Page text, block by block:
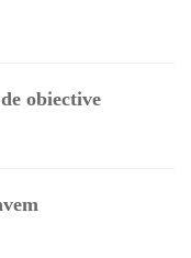
obiective